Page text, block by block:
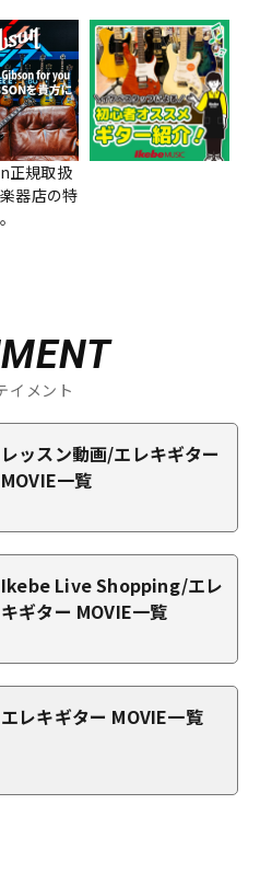
正規取扱
器店の特
イメント
レッスン動画/エレキギター
MOVIE一覧
Ikebe Live Shopping/エレ
キギター MOVIE一覧
エレキギター MOVIE一覧